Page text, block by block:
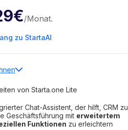
/Monat.
zu StartaAI
-25%) Vorteilhaft
von Starta.one Lite
Chat-Assistent, der hilft, CRM zu
Geschäftsführung mit erweitertem
Funktionen zu erleichtern